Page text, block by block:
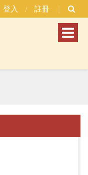
登入 / 註冊